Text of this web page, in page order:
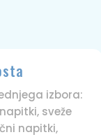
izbora:
sveže
napitki,